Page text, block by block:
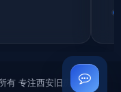
有 专注西安旧房翻新